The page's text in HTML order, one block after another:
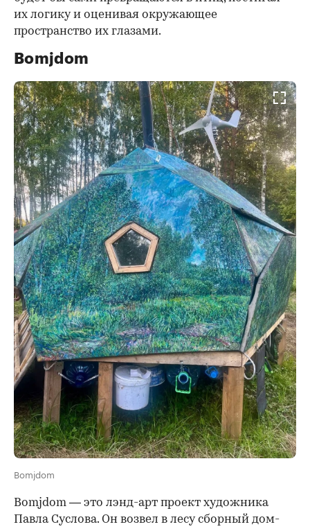
их логику и оценивая окружающее
пространство их глазами.
Bomjdom
Bomjdom
Bomjdom — это лэнд-арт проект художника
Павла Суслова. Он возвел в лесу сборный дом-